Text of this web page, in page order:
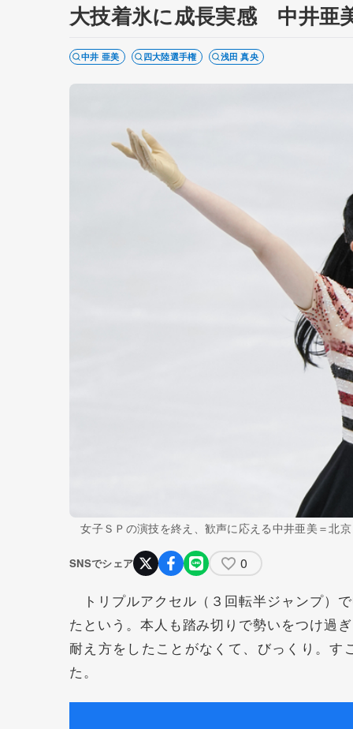
大技着氷に成長実感 中井亜
中井 亜美 四大陸選手権 浅田 真央
女子ＳＰの演技を終え、歓声に応える中井亜美＝北
SNSでシェア 0
トリプルアクセル（３回転半ジャンプ）
たという。本人も踏み切りで勢いをつけ過
耐え方をしたことがなくて、びっくり。
た。